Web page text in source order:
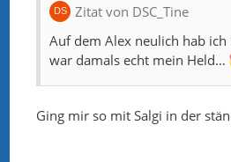
Zitat von DSC_Tine
Auf dem Alex neulich hab
war damals echt mein Held…
Ging mir so mit Salgi in der